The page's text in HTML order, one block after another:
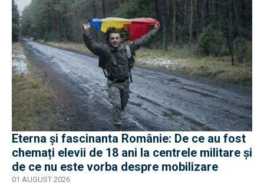
Eterna și fascinanta Românie: De ce au fost
chemați elevii de 18 ani la centrele militare și
de ce nu este vorba despre mobilizare
01 AUGUST 2026